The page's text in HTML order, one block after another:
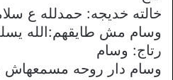
خالته خديجه: حمدلله ع
وسام مش طايقهم:الله
رتاج: وسام
وسام دار روحه مسمعهاش